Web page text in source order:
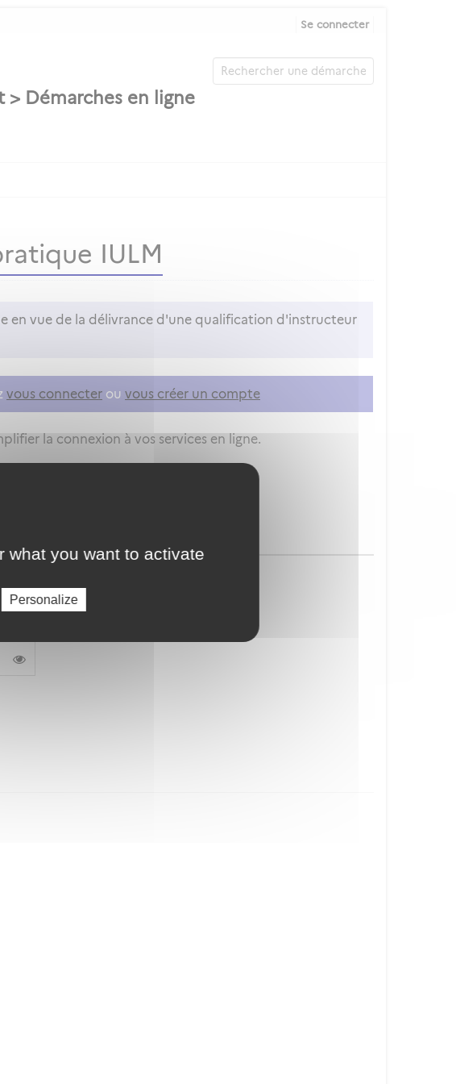
what you want to activate
Personalize
Se connecter
IULM
en vue de la délivrance d'une qualification d'instructeur
vous connecter ou vous créer un compte
la connexion à vos services en ligne.